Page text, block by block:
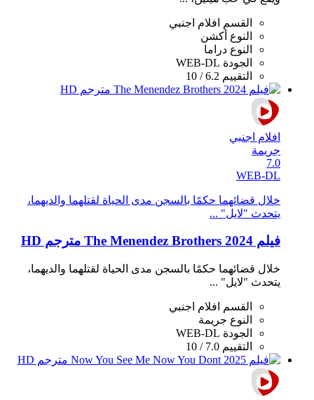
القسم
افلام اجنبي
النوع أكشن
النوع دراما
الجودة WEB-DL
التقييم 6.2 / 10
افلام اجنبي
جريمة
7.0
WEB-DL
خلال قضائهما حكمًا بالسجن مدى الحياة لقتلهما والديهما،
يتحدث "لايل" ...
فيلم The Menendez Brothers 2024 مترجم HD
خلال قضائهما حكمًا بالسجن مدى الحياة لقتلهما والديهما،
يتحدث "لايل" ...
القسم
افلام اجنبي
النوع جريمة
الجودة WEB-DL
التقييم 7.0 / 10